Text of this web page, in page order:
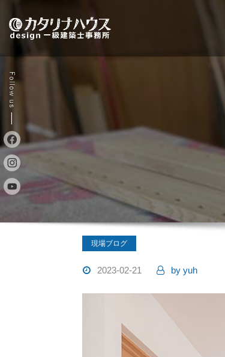
content
現場ブログ
2023-02-21 by yuh